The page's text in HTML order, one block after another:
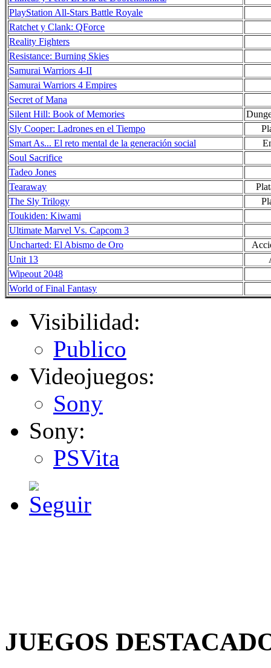
PlayStation All-Stars Battle Royale
Ratchet y Clank: QForce
Reality Fighters
Resistance: Burning Skies
Samurai Warriors 4-II
Samurai Warriors 4 Empires
Secret of Mana
Silent Hill: Book of Memories
Sly Cooper: Ladrones en el Tiempo
Smart As... El reto mental de la generación social
Soul Sacrifice
Tadeo Jones
Tearaway
The Sly Trilogy
Toukiden: Kiwami
Ultimate Marvel Vs. Capcom 3
Uncharted: El Abismo de Oro
Unit 13
Wipeout 2048
World of Final Fantasy
Visibilidad:
Publico
Videojuegos:
Sony
Sony:
PSVita
JUEGOS